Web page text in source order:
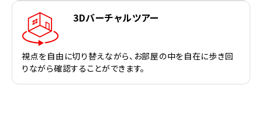
3Dバーチャルツアー
視点を自由に切り替えながら、お部屋の中を自在に歩き回
りながら確認することができます。